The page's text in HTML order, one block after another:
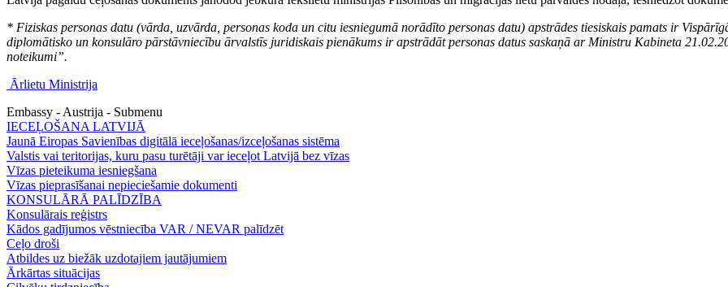
* Fiziskas personas datu (vārda, uzvārda, personas koda un citu iesniegumā norādīto personas datu) apstrādes tiesiskais pamats ir
diplomātisko un konsulāro pārstāvniecību ārvalstīs juridiskais pienākums ir apstrādāt personas datus saskaņā ar Ministru Kabineta
noteikumi”.
Ārlietu Ministrija
Embassy - Austrija - Submenu
IECEĻOŠANA LATVIJĀ
Jaunā Eiropas Savienības digitālā ieceļošanas/izceļošanas sistēma
Valstis vai teritorijas, kuru pasu turētāji var ieceļot Latvijā bez vīzas
Vīzas pieteikuma iesniegšana
Vīzas pieprasīšanai nepieciešamie dokumenti
KONSULĀRĀ PALĪDZĪBA
Konsulārais reģistrs
Kādos gadījumos vēstniecība VAR / NEVAR palīdzēt
Ceļo droši
Atbildes uz biežāk uzdotajiem jautājumiem
Ārkārtas situācijas